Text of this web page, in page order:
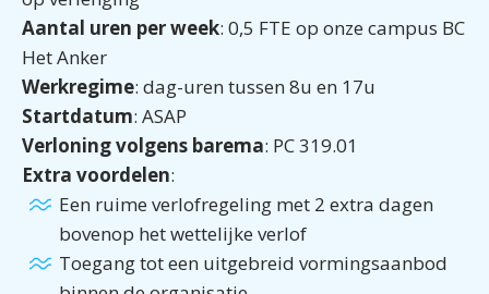
Aantal uren per week: 0,5 FTE op onze campus BC
Het Anker
Werkregime: dag-uren tussen 8u en 17u
Startdatum: ASAP
Verloning volgens barema: PC 319.01
Extra voordelen:
Een ruime verlofregeling met 2 extra dagen
bovenop het wettelijke verlof
Toegang tot een uitgebreid vormingsaanbod